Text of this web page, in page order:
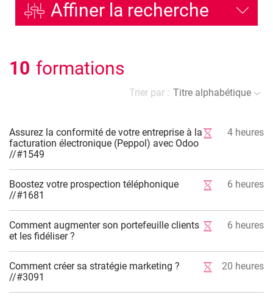
Affiner la recherche
Trier par : Titre alphabétique
10 formations
Assurez la conformité de votre entreprise à la
facturation électronique (Peppol) avec Odoo
//#1549
4 heures
Boostez votre prospection téléphonique
//#1681
6 heures
Comment augmenter son portefeuille clients
et les fidéliser ?
6 heures
Comment créer sa stratégie marketing ?
//#3091
20 heures